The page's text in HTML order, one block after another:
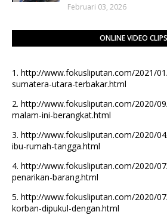
Februari 03, 2026
ONLINE VIDEO CLIPS
1. http://www.fokusliputan.com/2021/
sumatera-utara-terbakar.html
2. http://www.fokusliputan.com/2020/
malam-ini-berangkat.html
3. http://www.fokusliputan.com/2020/
ibu-rumah-tangga.html
4. http://www.fokusliputan.com/2020/
penarikan-barang.html
5. http://www.fokusliputan.com/2020/
korban-dipukul-dengan.html